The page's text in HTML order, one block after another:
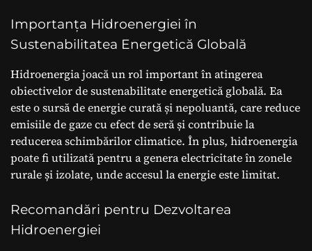
Importanța Hidroenergiei în
Sustenabilitatea Energetică Globală
Hidroenergia joacă un rol important în atingerea
obiectivelor de sustenabilitate energetică globală. Ea
este o sursă de energie curată și nepoluantă, care reduce
emisiile de gaze cu efect de seră și contribuie la
reducerea schimbărilor climatice. În plus, hidroenergia
poate fi utilizată pentru a genera electricitate în zonele
rurale și izolate, unde accesul la energie este limitat.
Recomandări pentru Dezvoltarea
Hidroenergiei